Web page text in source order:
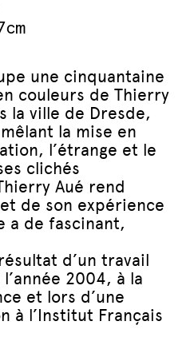
une cinquantaine
couleurs de Thierry
la ville de Dresde,
la mise en
l’étrange et le
clichés
Aué rend
de son expérience
a de fascinant,
d’un travail
2004, à la
et lors d’une
à l’Institut Français